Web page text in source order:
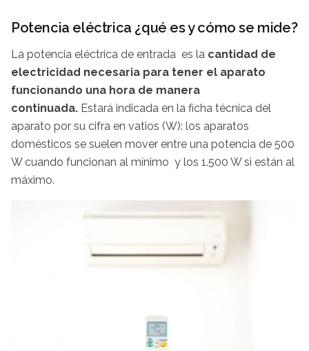
Potencia eléctrica ¿qué es y cómo se mide?
La potencia eléctrica de entrada es la cantidad de
electricidad necesaria para tener el aparato
funcionando una hora de manera
continuada. Estará indicada en la ficha técnica del
aparato por su cifra en vatios (W): los aparatos
domésticos se suelen mover entre una potencia de 500
W cuando funcionan al mínimo y los 1.500 W si están al
máximo.